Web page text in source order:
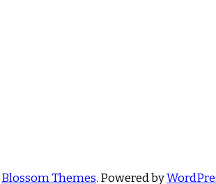
Blossom Themes. Powered by